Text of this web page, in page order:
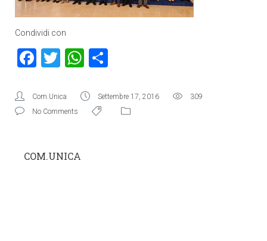
Condividi con
Facebook
TwitterWhatsApp
Com.Unica Settembre 17, 2016
309
No Comments
COM.UNICA